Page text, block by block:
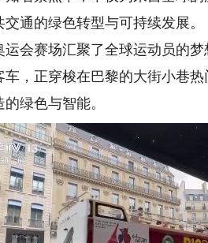
通的绿色转型与可持续发展。
赛场汇聚了全球运动员的梦
车，正穿梭在巴黎的大街小巷
绿色与智能。